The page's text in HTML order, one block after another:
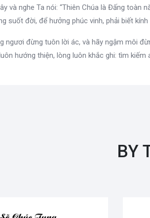
và nghe Ta nói: “Thiên Chúa là Đấng toàn
suốt đời, để hưởng phúc vinh, phải biết kính
ngươi đừng tuôn lời ác, và hãy ngậm môi
hướng thiện, lòng luôn khắc ghi: tìm kiếm
BY